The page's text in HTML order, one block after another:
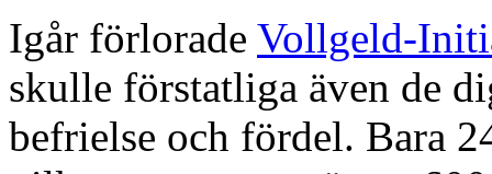
Igår förlorade Vollgeld-
skulle förstatliga även de
befrielse och fördel. Bara